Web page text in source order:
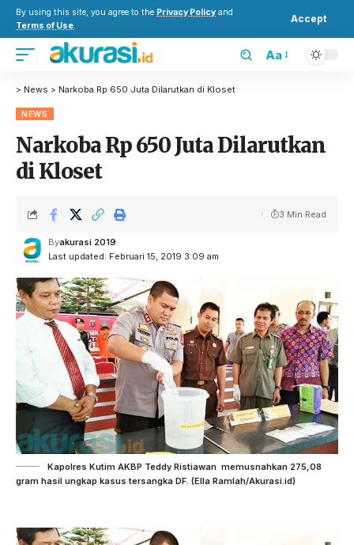
By using this site, you agree to the Privacy Policy and
Terms of Use.
Accept
Aa
> News > Narkoba Rp 650 Juta Dilarutkan di Kloset
NEWS
Narkoba Rp 650 Juta Dilarutkan
di Kloset
Last updated: Februari 15, 2019 3:09 am
Byakurasi 2019
3 Min Read
Kapolres Kutim AKBP Teddy Ristiawan memusnahkan 275,08
gram hasil ungkap kasus tersangka DF. (Ella Ramlah/Akurasi.id)